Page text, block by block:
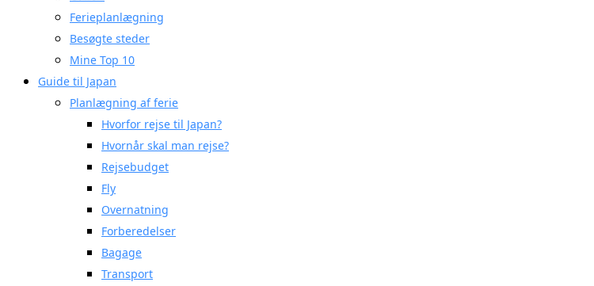
Ferieplanlægning
Besøgte steder
Mine Top 10
Guide til Japan
Planlægning af ferie
Hvorfor rejse til Japan?
Hvornår skal man rejse?
Rejsebudget
Fly
Overnatning
Forberedelser
Bagage
Transport